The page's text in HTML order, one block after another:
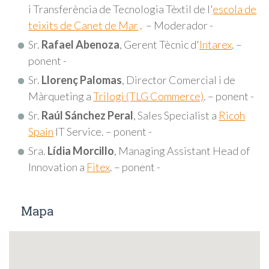
i Transferència de Tecnologia Tèxtil de l'escola de
teixits de Canet de Mar. – Moderador -
Sr. Rafael Abenoza, Gerent Tècnic d'Intarex. –
ponent -
Sr. Llorenç Palomas, Director Comercial i de
Màrqueting aTrilogi (TLG Commerce). – ponent -
Sr. Raúl Sánchez Peral, Sales Specialist a Ricoh
Spain IT Service. – ponent -
Sra. Lídia Morcillo, Managing Assistant Head of
Innovation a Fitex. – ponent -
Mapa